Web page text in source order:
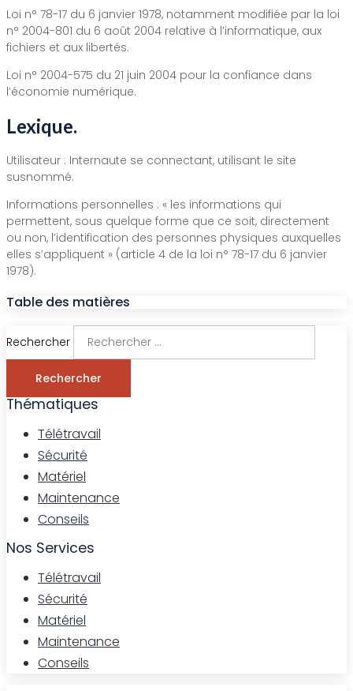
Loi n° 78-17 du 6 janvier 1978, notamment modifiée par la loi
n° 2004-801 du 6 août 2004 relative à l’informatique, aux
fichiers et aux libertés.
Loi n° 2004-575 du 21 juin 2004 pour la confiance dans
l’économie numérique.
Lexique.
Utilisateur : Internaute se connectant, utilisant le site
susnommé.
Informations personnelles : « les informations qui
permettent, sous quelque forme que ce soit, directement
ou non, l’identification des personnes physiques auxquelles
elles s’appliquent » (article 4 de la loi n° 78-17 du 6 janvier
1978).
Table des matières
Rechercher
Rechercher
Thématiques
Télétravail
Sécurité
Matériel
Maintenance
Conseils
Nos Services
Télétravail
Sécurité
Matériel
Maintenance
Conseils